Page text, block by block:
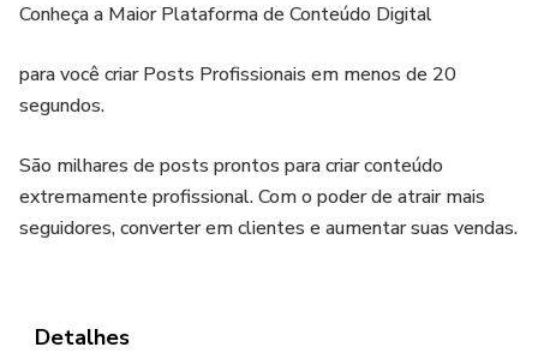
Conheça a Maior Plataforma de Conteúdo Digital
para você criar Posts Profissionais em menos de 20
segundos.
São milhares de posts prontos para criar conteúdo
extremamente profissional. Com o poder de atrair mais
seguidores, converter em clientes e aumentar suas vendas.
Detalhes